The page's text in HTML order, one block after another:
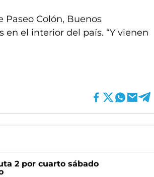
Paseo Colón, Buenos
en el interior del país. “Y vienen
2 por cuarto sábado